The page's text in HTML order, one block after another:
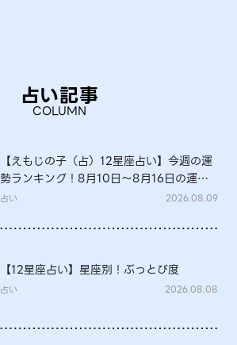
占い記事
COLUMN
【えもじの子（占）12星座占い】今週の運
勢ランキング！8月10日～8月16日の運勢
は？
占い 2026.08.09
【12星座占い】星座別！ぶっとび度
占い 2026.08.08